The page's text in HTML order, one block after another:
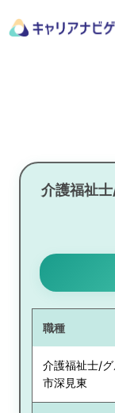
介護福祉
職種
介護福祉士/
市深見東